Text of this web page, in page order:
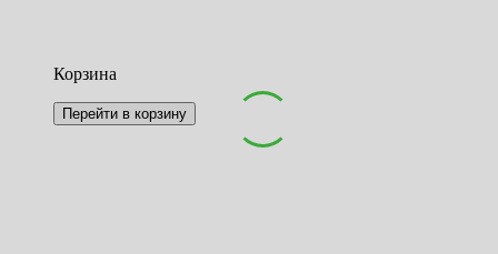
Корзина
Перейти в корзину